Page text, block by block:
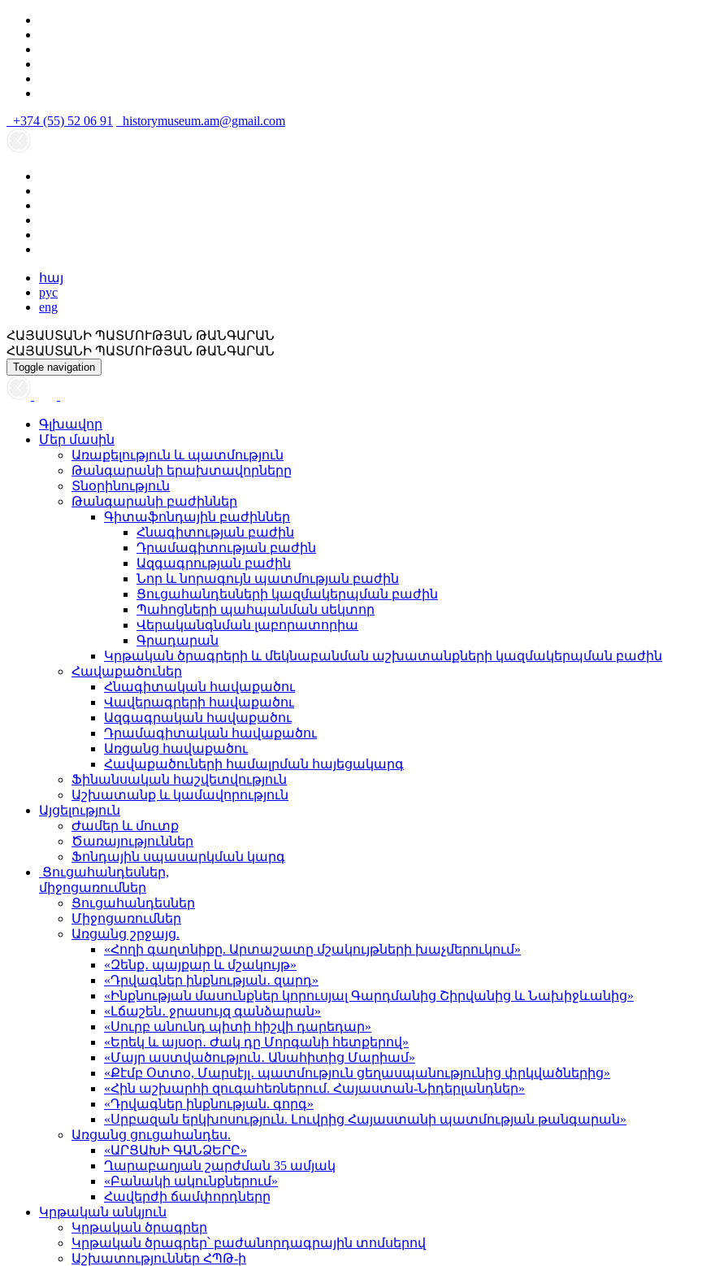
+374 (55) 52 06 91 historymuseum.am@gmail.com
հայ
рус
eng
ՀԱՅԱՍՏԱՆԻ ՊԱՏՄՈՒԹՅԱՆ ԹԱՆԳԱՐԱՆ
ՀԱՅԱՍՏԱՆԻ ՊԱՏՄՈՒԹՅԱՆ ԹԱՆԳԱՐԱՆ
Toggle navigation
Գլխավոր
Մեր մասին
Առաքելություն և պատմություն
Թանգարանի երախտավորները
Տնօրինություն
Թանգարանի բաժիններ
Գիտաֆոնդային բաժիններ
Հնագիտության բաժին
Դրամագիտության բաժին
Ազգագրության բաժին
Նոր և նորագույն պատմության բաժին
Ցուցահանդեսների կազմակերպման բաժին
Պահոցների պահպանման սեկտոր
Վերականգնման լաբորատորիա
Գրադարան
Կրթական ծրագրերի և մեկնաբանման աշխատանքների կազմակերպման բաժին
Հավաքածուներ
Հնագիտական հավաքածու
Վավերագրերի հավաքածու
Ազգագրական հավաքածու
Դրամագիտական հավաքածու
Առցանց հավաքածու
Հավաքածուների համալրման հայեցակարգ
Ֆինանսական հաշվետվություն
Աշխատանք և կամավորություն
Այցելություն
Ժամեր և մուտք
Ծառայություններ
Ֆոնդային սպասարկման կարգ
Ցուցահանդեսներ,
միջոցառումներ
Ցուցահանդեսներ
Միջոցառումներ
Առցանց շրջայց.
«Հողի գաղտնիքը. Արտաշատը մշակույթների խաչմերուկում»
«Զենք․ պայքար և մշակույթ»
«Դրվագներ ինքնության․ զարդ»
«Ինքնության մասունքներ կորուսյալ Գարդմանից Շիրվանից և Նախիջևանից»
«Լճաշեն․ ջրասույզ գանձարան»
«Սուրբ անունդ պիտի հիշվի դարեդար»
«Երեկ և այսօր․ Ժակ դը Մորգանի հետքերով»
«Մայր աստվածություն․ Անահիտից Մարիամ»
«Քէմբ Օտտօ, Մարսէյլ․ պատմություն ցեղասպանությունից փրկվածներից»
«Հին աշխարհի զուգահեռներում. Հայաստան-Նիդերլանդներ»
«Դրվագներ ինքնության. գորգ»
«Սրբազան երկխոսություն. Լուվրից Հայաստանի պատմության թանգարան»
Առցանց ցուցահանդես.
«ԱՐՑԱԽԻ ԳԱՆՁԵՐԸ»
Ղարաբաղյան շարժման 35 ամյակ
«Բանակի ակունքներում»
Հավերժի ճամփորդները
Կրթական անկյուն
Կրթական ծրագրեր
Կրթական ծրագրեր՝ բաժանորդագրային տոմսերով
Աշխատություններ ՀՊԹ-ի